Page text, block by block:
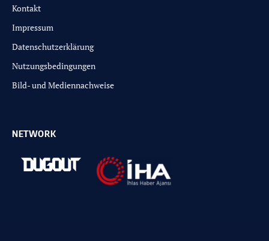
Kontakt
Impressum
Datenschutzerklärung
Nutzungsbedingungen
Bild- und Mediennachweise
NETWORK